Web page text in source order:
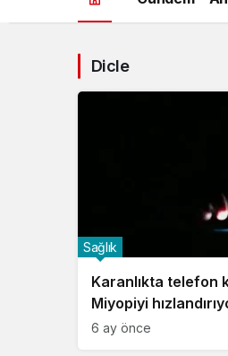
Dicle
Karanlıkta telefon
Miyopiyi
Sağlık
6 ay önce